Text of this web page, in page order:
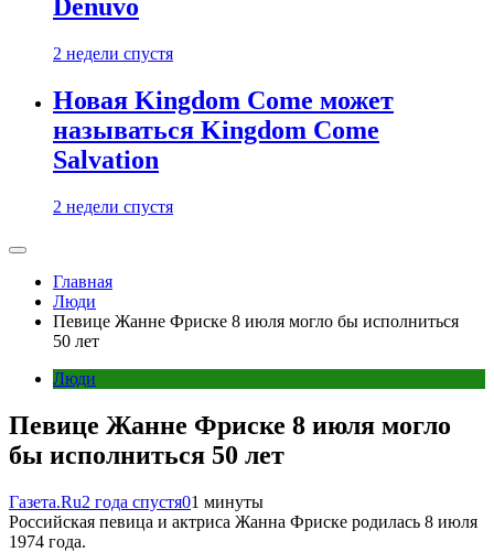
Denuvo
2 недели спустя
Новая Kingdom Come может
называться Kingdom Come
Salvation
2 недели спустя
Главная
Люди
Певице Жанне Фриске 8 июля могло бы исполниться
50 лет
Люди
Певице Жанне Фриске 8 июля могло
бы исполниться 50 лет
Газета.Ru2 года спустя01 минуты
Российская певица и актриса Жанна Фриске родилась 8 июля
1974 года.